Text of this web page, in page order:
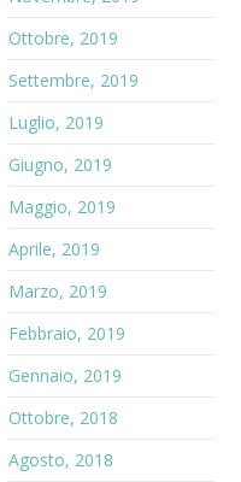
Ottobre, 2019
Settembre, 2019
Luglio, 2019
Giugno, 2019
Maggio, 2019
Aprile, 2019
Marzo, 2019
Febbraio, 2019
Gennaio, 2019
Ottobre, 2018
Agosto, 2018